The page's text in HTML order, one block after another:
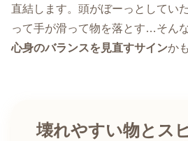
直結します。頭がぼーっとしてい
って手が滑って物を落とす…そん
心身のバランスを見直すサインか
壊れやすい物とス